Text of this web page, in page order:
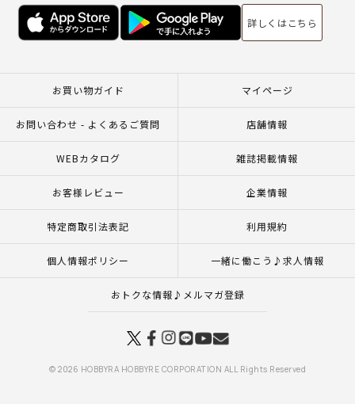
詳しくはこちら
お買い物ガイド マイページ
お問い合わせ - よくあるご質問 店舗情報
WEBカタログ 雑誌掲載情報
お客様レビュー 企業情報
特定商取引法表記 利用規約
個人情報ポリシー 一緒に働こう♪求人情報
おトクな情報♪メルマガ登録
© 2026 HOBBYRA HOBBYRE CORPORATION ALL Rights Reserved